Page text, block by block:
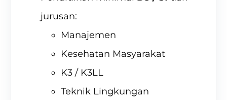
jurusan:
Manajemen
Kesehatan Masyarakat
K3 / K3LL
Teknik Lingkungan